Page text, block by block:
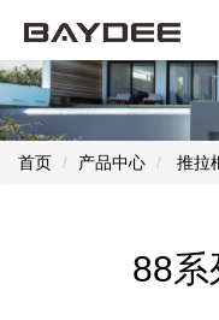
首页 产品中心 推拉
88系